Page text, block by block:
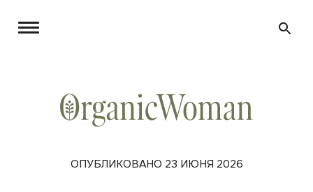
ОПУБЛИКОВАНО 23 ИЮНЯ 2026